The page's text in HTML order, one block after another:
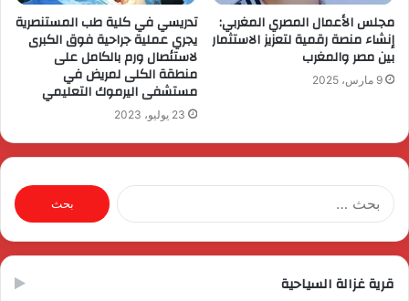
مجلس الأعمال المصري المغربي:
إنشاء منصة رقمية لتعزيز الاستثمار
بين مصر والمغرب
9 مارس، 2025
تدريسي في كلية طب المستنصرية
يجري عملية جراحية فوق الكبرى
لاستئصال ورم بالكامل على
منطقة الكلى لمريض في
مستشفى اليرموك التعليمي
23 يوليو، 2023
البحث
عن:
قرية غزالة السياحية